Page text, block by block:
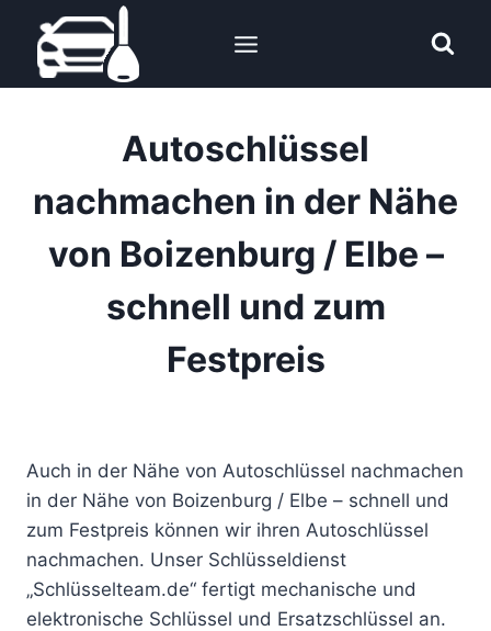
Inhalt
springen
Autoschlüssel
nachmachen in der Nähe
von Boizenburg / Elbe –
schnell und zum
Festpreis
Auch in der Nähe von Autoschlüssel nachmachen
in der Nähe von Boizenburg / Elbe – schnell und
zum Festpreis können wir ihren Autoschlüssel
nachmachen. Unser Schlüsseldienst
„Schlüsselteam.de“ fertigt mechanische und
elektronische Schlüssel und Ersatzschlüssel an.